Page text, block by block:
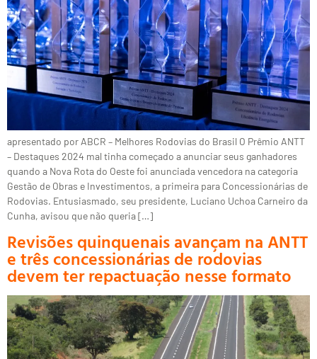
apresentado por ABCR – Melhores Rodovias do Brasil O Prêmio ANTT
– Destaques 2024 mal tinha começado a anunciar seus ganhadores
quando a Nova Rota do Oeste foi anunciada vencedora na categoria
Gestão de Obras e Investimentos, a primeira para Concessionárias de
Rodovias. Entusiasmado, seu presidente, Luciano Uchoa Carneiro da
Cunha, avisou que não queria […]
Revisões quinquenais avançam na ANTT
e três concessionárias de rodovias
devem ter repactuação nesse formato